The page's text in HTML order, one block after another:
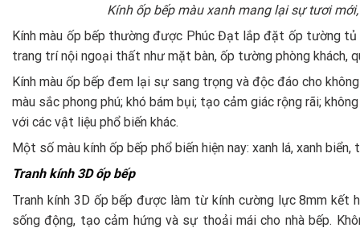
Kính ốp bếp màu xanh mang lại sự tươi
Kính màu ốp bếp thường được Phúc Đạt lắp đặt ốp tường
trang trí nội ngoại thất như mặt bàn, ốp tường phòng khách,
Kính màu ốp bếp đem lại sự sang trọng và độc đáo cho
màu sắc phong phú; khó bám bụi; tạo cảm giác rộng rãi;
với các vật liệu phổ biến khác.
Một số màu kính ốp bếp phổ biến hiện nay: xanh lá, xanh
Tranh kính 3D ốp bếp
Tranh kính 3D ốp bếp được làm từ kính cường lực 8mm kết
sống động, tạo cảm hứng và sự thoải mái cho nhà bếp.